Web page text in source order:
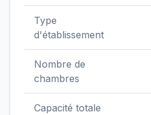
Type
d'établissement
Nombre de
chambres
Capacité totale